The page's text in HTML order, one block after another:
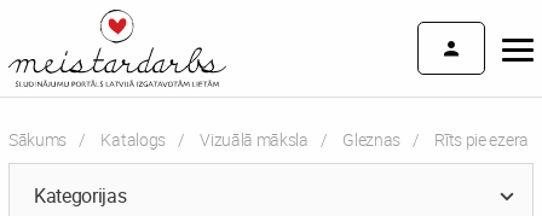
Sākums Katalogs Vizuālā māksla Gleznas Current:
Rīts pie ezera
Kategorijas